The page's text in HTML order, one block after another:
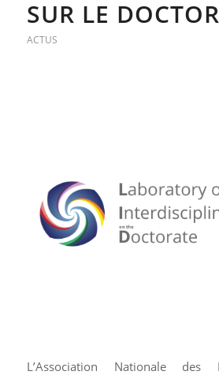
SUR LE
ACTUS
L’Association Nationale des